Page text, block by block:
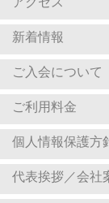
新着情報
ご入会について
ご利用料金
個人情報保護方
代表挨拶／会社